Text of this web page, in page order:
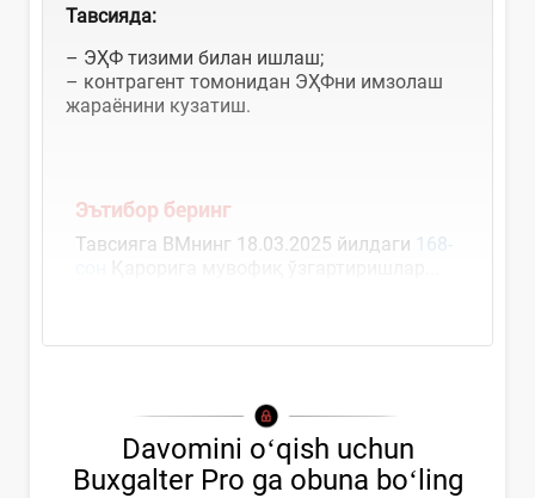
Тавсияда:
– ЭҲФ тизими билан ишлаш;
– контрагент томонидан ЭҲФни имзолаш
жараёнини кузатиш.
Эътибор беринг
Тавсияга ВМнинг 18.03.2025 йилдаги 168-
Davomini oʻqish uchun
Buxgalter Pro ga obuna boʻling